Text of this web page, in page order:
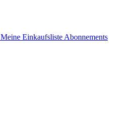
Meine EinkaufslisteAbonnements